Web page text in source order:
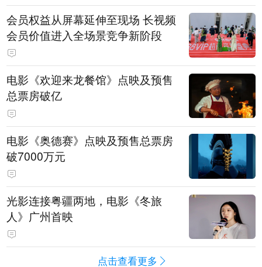
会员权益从屏幕延伸至现场 长视频
会员价值进入全场景竞争新阶段
电影《欢迎来龙餐馆》点映及预售
总票房破亿
电影《奥德赛》点映及预售总票房
破7000万元
光影连接粤疆两地，电影《冬旅
人》广州首映
点击查看更多